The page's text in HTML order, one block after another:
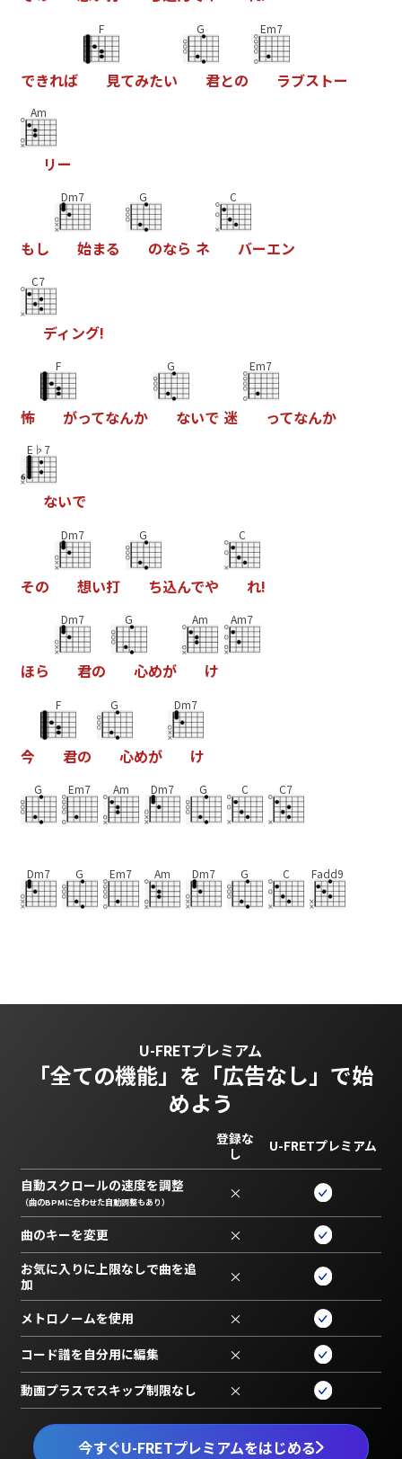
できれば
F
見てみたい
G
君との
Em7
ラブス トー
Am
リー
もし
Dm7
始まる
G
のなら ネ
C
バーエン
C7
ディ ング!
怖
F
がってなんか
G
ないで 迷
Em7
ってなんか
E♭7
ないで
その
Dm7
想い打
G
ち込んでや
C
れ!
ほら
Dm7
君の
G
心めが
Am
け
Am7
今
F
君の
G
心めが
Dm7
け
G Em7 Am Dm7 G C C7
Dm7 G Em7 Am Dm7 G C Fadd9
U-FRETプレミアム
「全ての機能」を 「広告なし」で始
めよう
今すぐU-FRETプレミアムをはじめる
登録な
し
U-FRETプレミアム
自動スクロールの速度を調整
（曲のBPMに合わせた自動調整もあり） ×
曲のキーを変更 ×
お気に入りに上限なしで曲を追
加
×
メトロノームを使用 ×
コード譜を自分用に編集 ×
動画プラスでスキップ制限なし ×